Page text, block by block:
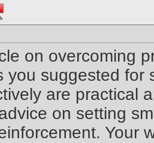
on overcoming
you suggested for
are practical
on setting
Your